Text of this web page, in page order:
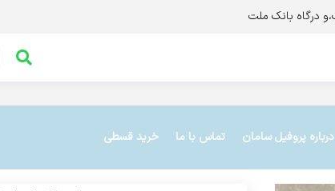
درباره پروفیل سامان تماس با ما خرید قسطی